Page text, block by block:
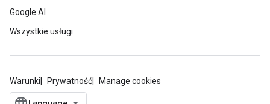
Google AI
Wszystkie usługi
Warunki Prywatność Manage cookies